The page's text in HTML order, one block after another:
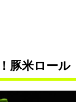
豚米ロール